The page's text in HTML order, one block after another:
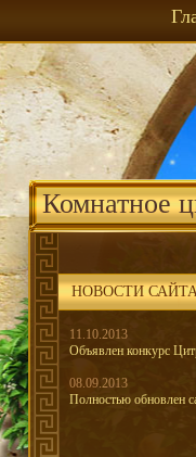
Комнатное
НОВОСТИ
11.10.2013
Объявлен конкурс
08.09.2013
Полностью обновлен